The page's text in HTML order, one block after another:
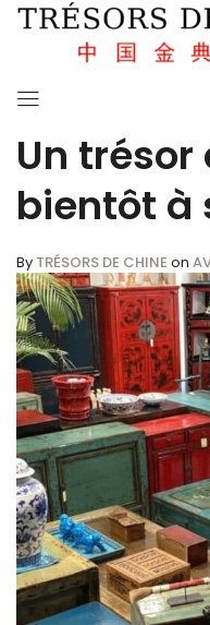
Un
bientôt à
By TRÉSORS DE CHINE on